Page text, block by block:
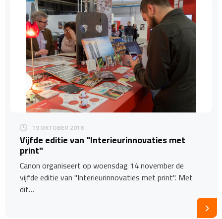
19 OKTOBER 2018
Vijfde editie van "Interieurinnovaties met
print"
Canon organiseert op woensdag 14 november de
vijfde editie van "Interieurinnovaties met print". Met
dit…